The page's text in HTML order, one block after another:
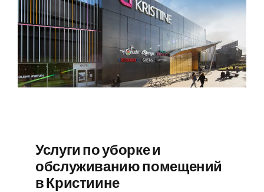
Услуги по уборке и
обслуживанию помещений
в Кристиине